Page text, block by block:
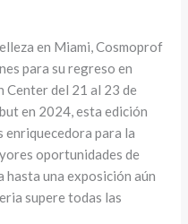
en Miami, Cosmoprof
para su regreso en
Center del 21 al 23 de
en 2024, esta edición
enriquecedora para la
oportunidades de
una exposición aún
supere todas las